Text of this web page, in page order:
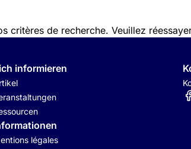
critères de recherche. Veuillez
informieren
légales